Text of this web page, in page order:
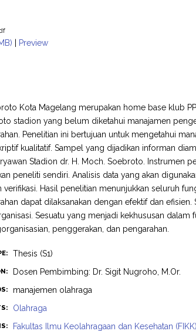
| Preview
Kota Magelang merupakan home base klub
stadion yang belum diketahui manajamen
Penelitian ini bertujuan untuk mengetahui
kualitatif. Sampel yang dijadikan informan
Stadion dr. H. Moch. Soebroto. Instrumen
peneliti sendiri. Analisis data yang akan
Hasil penelitian menunjukkan seluruh
dapat dilaksanakan dengan efektif dan
Sesuatu yang menjadi kekhususan
penggerakan, dan pengarahan.
Thesis (S1)
Dosen Pembimbing: Dr. Sigit Nugroho, M.Or.
manajemen olahraga
Olahraga
Fakultas Ilmu Keolahragaan dan Kesehatan